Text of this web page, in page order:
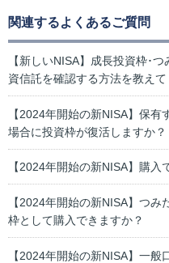
関連するよくあるご質問
【新しいNISA】成長投資枠･
資信託を確認する方法を教えて
【2024年開始の新NISA】保
場合に投資枠が復活しますか？
【2024年開始の新NISA】購
【2024年開始の新NISA】つ
枠として購入できますか？
【2024年開始の新NISA】一